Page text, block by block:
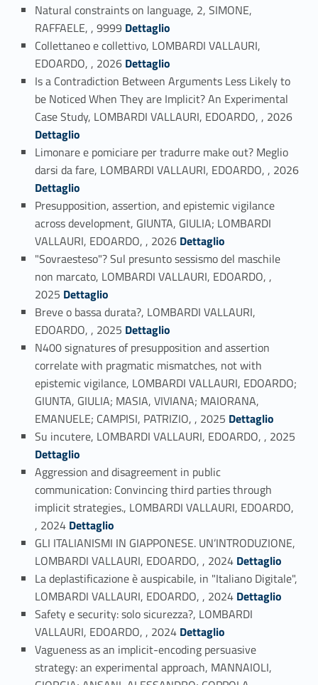
Natural constraints on language, 2, SIMONE,
RAFFAELE, , 9999 Link identifier #identifier_person_181723-1Dettaglio
Collettaneo e collettivo, LOMBARDI VALLAURI,
EDOARDO, , 2026 Link identifier #identifier_person_173341-2Dettaglio
Is a Contradiction Between Arguments Less Likely to
be Noticed When They are Implicit? An Experimental
Case Study, LOMBARDI VALLAURI, EDOARDO, , 2026
Dettaglio
Limonare e pomiciare per tradurre make out? Meglio
darsi da fare, LOMBARDI VALLAURI, EDOARDO, , 2026
Dettaglio
Presupposition, assertion, and epistemic vigilance
across development, GIUNTA, GIULIA; LOMBARDI
VALLAURI, EDOARDO, , 2026 Link identifier #identifier_person_22948-5Dettaglio
"Sovraesteso"? Sul presunto sessismo del maschile
non marcato, LOMBARDI VALLAURI, EDOARDO, ,
2025 Link identifier #identifier_person_195657-6Dettaglio
Breve o bassa durata?, LOMBARDI VALLAURI,
EDOARDO, , 2025 Link identifier #identifier_person_75917-7Dettaglio
N400 signatures of presupposition and assertion
correlate with pragmatic mismatches, not with
epistemic vigilance, LOMBARDI VALLAURI, EDOARDO;
GIUNTA, GIULIA; MASIA, VIVIANA; MAIORANA,
EMANUELE; CAMPISI, PATRIZIO, , 2025 Link identifier #identifier_person_59972-8Dettaglio
Su incutere, LOMBARDI VALLAURI, EDOARDO, , 2025
Dettaglio
Aggression and disagreement in public
communication: Convincing third parties through
implicit strategies., LOMBARDI VALLAURI, EDOARDO,
, 2024 Link identifier #identifier_person_116499-10
Dettaglio
GLI ITALIANISMI IN GIAPPONESE. UN’INTRODUZIONE,
LOMBARDI VALLAURI, EDOARDO, , 2024 Link identifier #identifier_person_108514-11
Dettaglio
La deplastificazione è auspicabile, in "Italiano Digitale",
LOMBARDI VALLAURI, EDOARDO, , 2024 Link identifier #identifier_person_50571-12
Dettaglio
Safety e security: solo sicurezza?, LOMBARDI
VALLAURI, EDOARDO, , 2024 Link identifier #identifier_person_4025-13
Dettaglio
Vagueness as an implicit-encoding persuasive
strategy: an experimental approach, MANNAIOLI,